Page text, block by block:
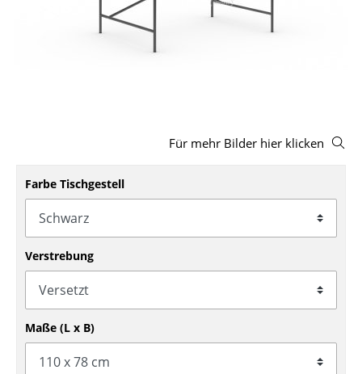
Schaukelstühle
Bürodrehstühle
Konferenzstühle
Einzelteile
... alle Sitzmöbel
Für mehr Bilder hier klicken
Farbe Tischgestell
Verstrebung
Maße (L x B)